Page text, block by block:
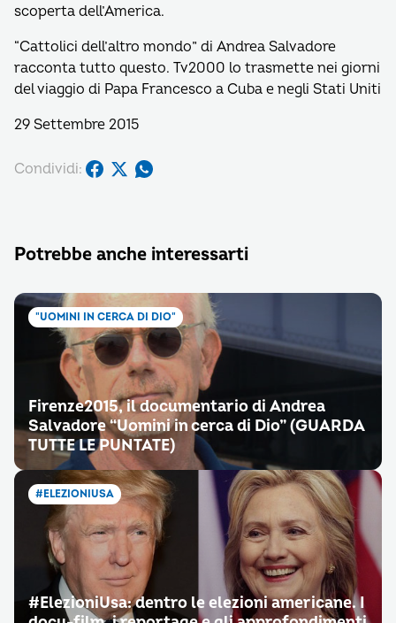
scoperta dell’America.
“Cattolici dell’altro mondo” di Andrea Salvadore
racconta tutto questo. Tv2000 lo trasmette nei giorni
del viaggio di Papa Francesco a Cuba e negli Stati Uniti
29 Settembre 2015
Condividi:
Potrebbe anche interessarti
"UOMINI IN CERCA DI DIO"
Firenze2015, il documentario di Andrea
Salvadore “Uomini in cerca di Dio” (GUARDA
TUTTE LE PUNTATE)
#ELEZIONIUSA
#ElezioniUsa: dentro le elezioni americane. I